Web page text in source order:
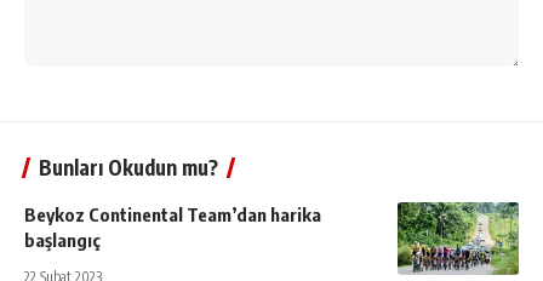
Bunları Okudun mu?
Beykoz Continental Team’dan harika
başlangıç
22 Şubat 2023